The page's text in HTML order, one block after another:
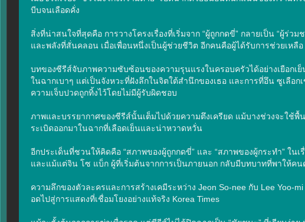
บีบจนเลือดคั่ง
สิ่งที่น่าสนใจที่สุดคือ การวางโครงเรื่องที่เริ่มจาก “ผู้ถูกกดขี่” กลายเป็น “ผู้ร่
และพลังที่สั่นคลอน เมื่อเพื่อนหนึ่งเป็นผู้ช่วยชีวิต อีกคนคือผู้ได้รับการช่วยเหลื
บทของซีรีส์จับภาพความซับซ้อนของความรุนแรงในครอบครัวได้อย่างเยือกเ
ในฉากเบาๆ แต่เป็นจังหวะที่ฝังลึกในจิตใต้สำนึกของเธอ และการที่อึน ซูเลือ
ความเจ็บปวดถูกทิ้งไว้โดยไม่มีผู้รับผิดชอบ
ภาพและบรรยากาศของซีรีส์นั้นเต็มไปด้วยความตึงเครียด แม้บางช่วงจะใช้
ระเบิดออกมาในฉากที่เลือดเย็นและน่าหวาดหวั่น
อีกประเด็นที่ชวนให้คิดคือ “สภาพของผู้ถูกกดขี่” และ “สภาพของผู้กระทำ” ใ
และแม้แต่จิน โซ แบ็ก ผู้ที่เริ่มต้นจากการเป็นภายนอก กลับมีบทบาทที่พาให้คน
ความลึกของตัวละครและการสร้างเคมีระหว่าง Jeon So-nee กับ Lee
อดไปสู่การแสดงที่เชื่อมโยงอย่างแท้จริง Korea Times